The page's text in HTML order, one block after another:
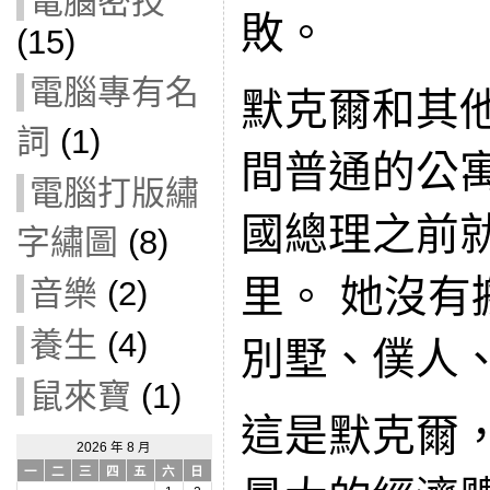
(15)
電腦專有名
詞 (1)
電腦打版繡
字繡圖 (8)
音樂 (2)
養生 (4)
鼠來寶 (1)
2026 年 8 月
一
二 三 四 五 六
日
敗。
默克爾和其
間普通的公
國總理之前
里。 她沒有
別墅、僕人
這是默克爾